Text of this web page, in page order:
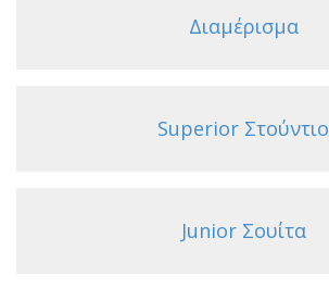
Διαμέρισμα
Superior Στούντιο
Junior Σουίτα